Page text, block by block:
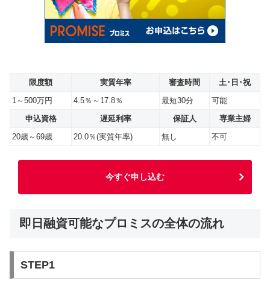
限度額 実質年率 審査時間
土･日･祝
1～500万円
4.5％～17.8％ 最短30分
可能
申込資格
遅延利率 保証人
専業主婦
20歳～69歳
20.0％(実質年率) 無し 不可
今すぐ申し込む
即日融資可能なプロミスの全体の流れ
STEP1